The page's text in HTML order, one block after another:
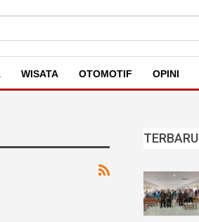
WISATA OTOMOTIF OPINI
TERBARU